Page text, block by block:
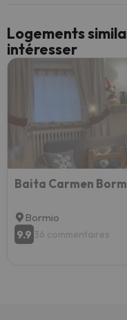
Logements
intéresser
Baita Carmen
Bormio
9.9 36 commentaires